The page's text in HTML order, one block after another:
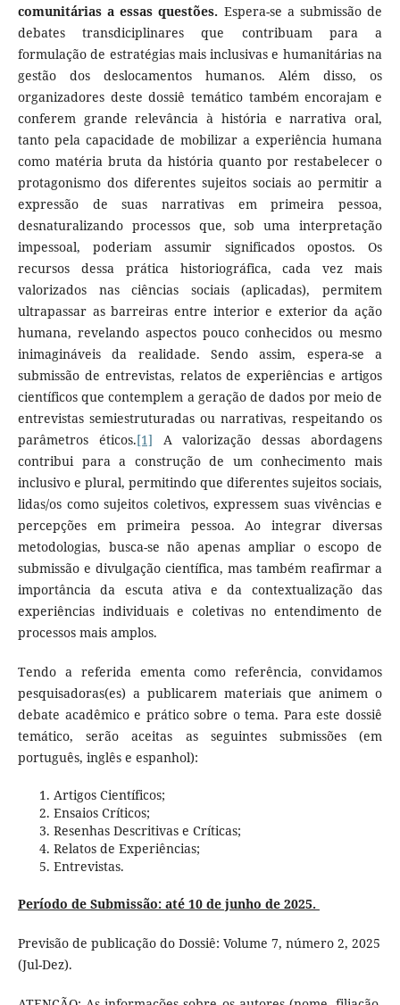
comunitárias a essas questões. Espera-se a submissão de
debates transdiciplinares que contribuam para a
formulação de estratégias mais inclusivas e humanitárias na
gestão dos deslocamentos humanos. Além disso, os
organizadores deste dossiê temático também encorajam e
conferem grande relevância à história e narrativa oral,
tanto pela capacidade de mobilizar a experiência humana
como matéria bruta da história quanto por restabelecer o
protagonismo dos diferentes sujeitos sociais ao permitir a
expressão de suas narrativas em primeira pessoa,
desnaturalizando processos que, sob uma interpretação
impessoal, poderiam assumir significados opostos. Os
recursos dessa prática historiográfica, cada vez mais
valorizados nas ciências sociais (aplicadas), permitem
ultrapassar as barreiras entre interior e exterior da ação
humana, revelando aspectos pouco conhecidos ou mesmo
inimagináveis da realidade. Sendo assim, espera-se a
submissão de entrevistas, relatos de experiências e artigos
científicos que contemplem a geração de dados por meio de
entrevistas semiestruturadas ou narrativas, respeitando os
parâmetros éticos.[1] A valorização dessas abordagens
contribui para a construção de um conhecimento mais
inclusivo e plural, permitindo que diferentes sujeitos sociais,
lidas/os como sujeitos coletivos, expressem suas vivências e
percepções em primeira pessoa. Ao integrar diversas
metodologias, busca-se não apenas ampliar o escopo de
submissão e divulgação científica, mas também reafirmar a
importância da escuta ativa e da contextualização das
experiências individuais e coletivas no entendimento de
processos mais amplos.
Tendo a referida ementa como referência, convidamos
pesquisadoras(es) a publicarem materiais que animem o
debate acadêmico e prático sobre o tema. Para este dossiê
temático, serão aceitas as seguintes submissões (em
português, inglês e espanhol):
Artigos Científicos;
Ensaios Críticos;
Resenhas Descritivas e Críticas;
Relatos de Experiências;
Entrevistas.
Período de Submissão: até 10 de junho de 2025.
Previsão de publicação do Dossiê: Volume 7, número 2, 2025
(Jul-Dez).